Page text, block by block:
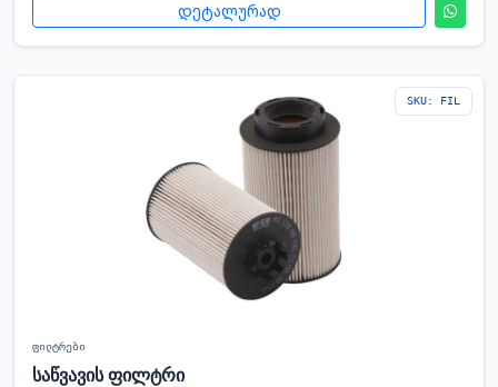
დეტალურად
SKU: FIL
ფილტრები
საწვავის ფილტრი